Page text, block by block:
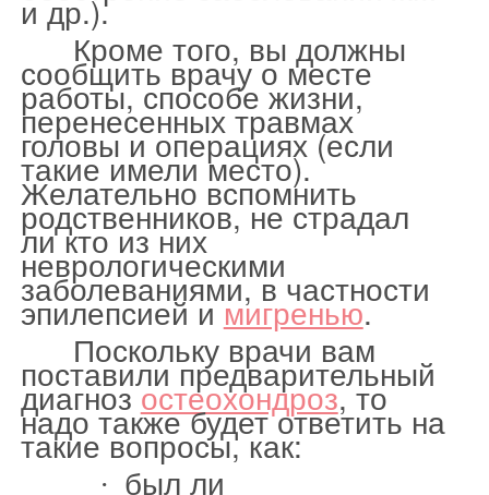
и др.).
Кроме того, вы должны
сообщить врачу о месте
работы, способе жизни,
перенесенных травмах
головы и операциях (если
такие имели место).
Желательно вспомнить
родственников, не страдал
ли кто из них
неврологическими
заболеваниями, в частности
эпилепсией имигренью.
Поскольку врачи вам
поставили предварительный
диагнозостеохондроз, то
надо также будет ответить на
такие вопросы, как:
· был ли